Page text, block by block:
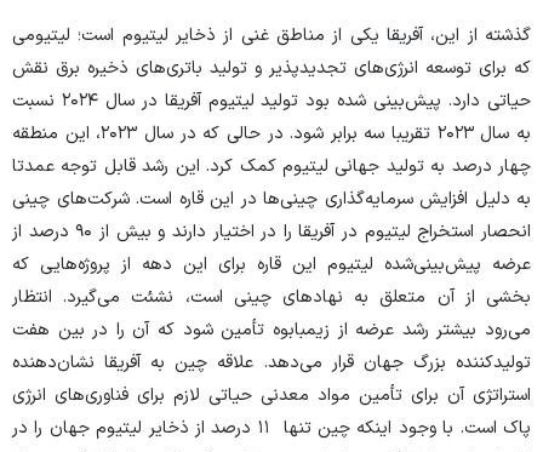
گذشته از این، آفریقا یکی از مناطق غنی از ذخایر لیتیوم است؛ لیتیومی
که برای توسعه انرژی‌های تجدیدپذیر و تولید باتری‌های ذخیره برق نقش
حیاتی دارد. پیش‌بینی شده بود تولید لیتیوم آفریقا در سال ۲۰۲۴ نسبت
به سال ۲۰۲۳ تقریبا سه برابر شود. در حالی که در سال ۲۰۲۳، این منطقه
چهار درصد به تولید جهانی لیتیوم کمک کرد. این رشد قابل توجه عمدتا
به دلیل افزایش سرمایه‌گذاری چینی‌ها در این قاره است. شرکت‌های چینی
انحصار استخراج لیتیوم در آفریقا را در اختیار دارند و بیش از ۹۰ درصد از
عرضه پیش‌بینی‌شده لیتیوم این قاره برای این دهه از پروژه‌هایی که
بخشی از آن متعلق به نهاد‌های چینی است، نشئت می‌گیرد. انتظار
می‌رود بیشتر رشد عرضه از زیمبابوه تأمین شود که آن را در بین هفت
تولیدکننده بزرگ جهان قرار می‌دهد. علاقه چین به آفریقا نشان‌دهنده
استراتژی آن برای تأمین مواد معدنی حیاتی لازم برای فناوری‌های انرژی
پاک است. با وجود اینکه چین تنها ۱۱ درصد از ذخایر لیتیوم جهان را در